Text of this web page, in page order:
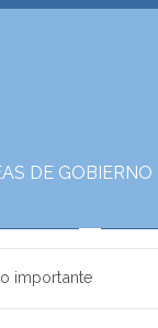
DE GOBIERNO
importante